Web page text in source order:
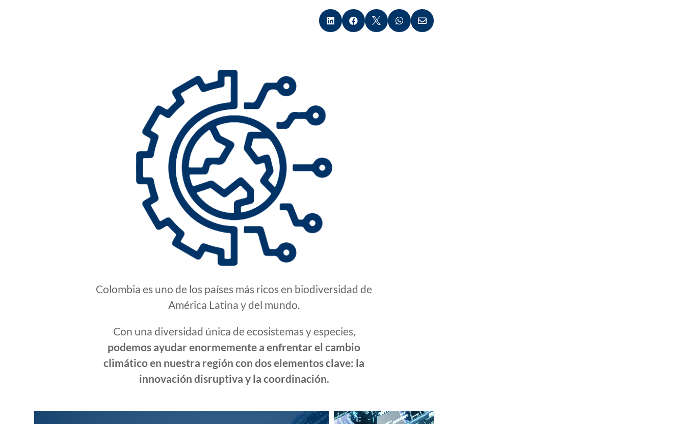
    
Colombia es uno de los países más ricos en biodiversidad de
América Latina y del mundo.
Con una diversidad única de ecosistemas y especies,
podemos ayudar enormemente a enfrentar el cambio
climático en nuestra región con dos elementos clave: la
innovación disruptiva y la coordinación.